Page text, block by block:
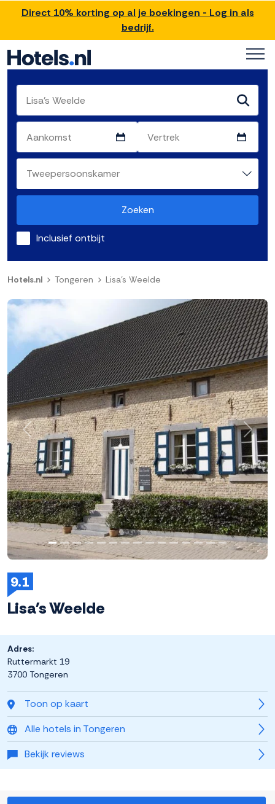
Direct 10% korting op al je boekingen - Log in als
bedrijf.
Zoeken
Inclusief ontbijt
Hotels.nl Tongeren Lisa's Weelde
9.1
Lisa's Weelde
Toon op kaart
Alle hotels in Tongeren
Bekijk reviews
Adres:
Ruttermarkt 19
3700 Tongeren